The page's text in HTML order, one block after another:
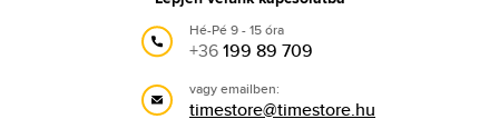
Hé-Pé 9 - 15 óra
+36199 89 709
vagy emailben:
timestore@timestore.hu